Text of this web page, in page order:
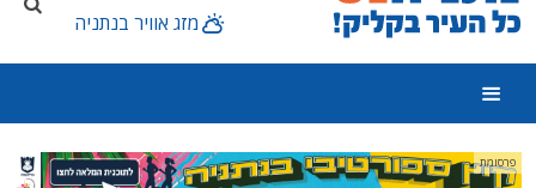
מזג אוויר בנתניה
פרסומת